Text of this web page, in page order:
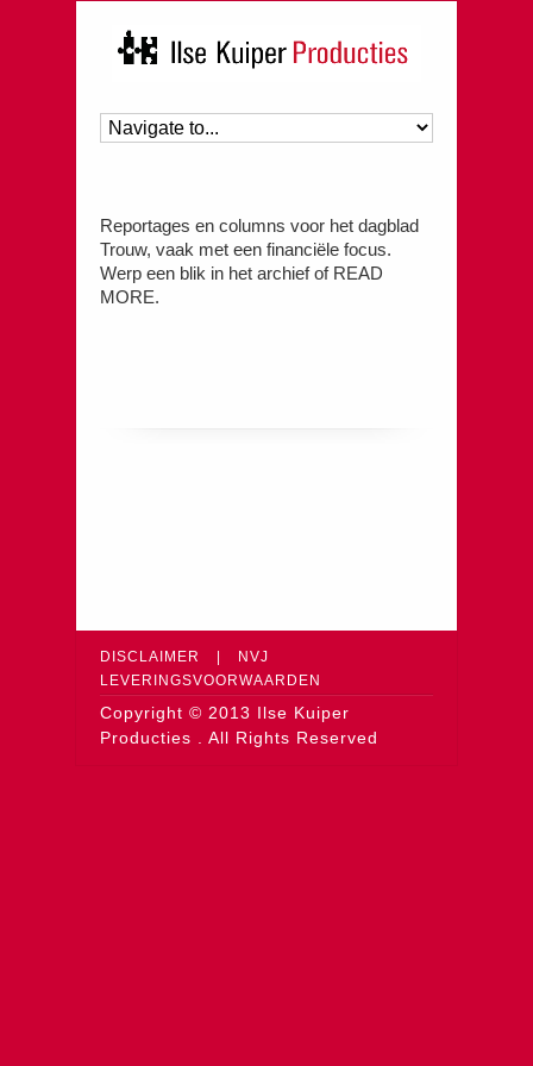
Reportages en columns voor het dagblad
Trouw, vaak met een financiële focus.
Werp een blik in het archief of READ
MORE.
DISCLAIMER |
NVJ
LEVERINGSVOORWAARDEN
Copyright © 2013 Ilse Kuiper
Producties . All Rights Reserved